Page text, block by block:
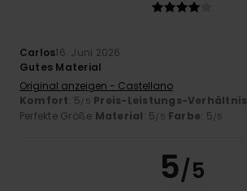
Carlos16. Juni 2026
Gutes Material
Original anzeigen - Castellano
Komfort: 5/5 Preis-Leistungs-Verhältnis
Perfekte Größe Material: 5/5 Farbe: 5/5
5/5